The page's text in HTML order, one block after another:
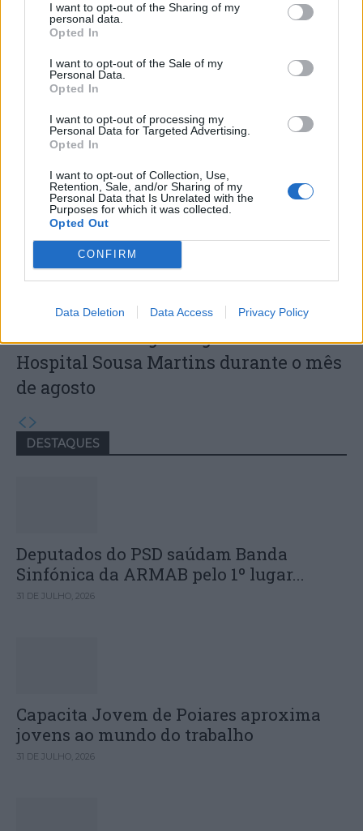
I want to opt-out of the Sharing of my
personal data.
Opted In
I want to opt-out of the Sale of my
Personal Data.
Opted In
I want to opt-out of processing my
Personal Data for Targeted Advertising.
Opted In
I want to opt-out of Collection, Use,
Retention, Sale, and/or Sharing of my
Personal Data that Is Unrelated with the
Purposes for which it was collected.
Opted Out
CONFIRM
Data Deletion Data Access Privacy Policy
Capacita Jovem de Poiares aproxima
jovens ao mundo do trabalho
Colheita de sangue regressa ao
Hospital Sousa Martins durante o mês
de agosto
DESTAQUES
Deputados do PSD saúdam Banda
Sinfónica da ARMAB pelo 1º lugar...
31 DE JULHO, 2026
Capacita Jovem de Poiares aproxima
jovens ao mundo do trabalho
31 DE JULHO, 2026